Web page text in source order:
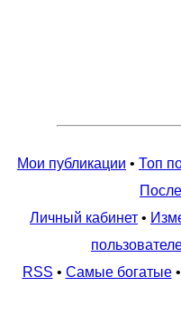
Мои публикации • Топ
Личный кабинет •
RSS • Самые богатые•